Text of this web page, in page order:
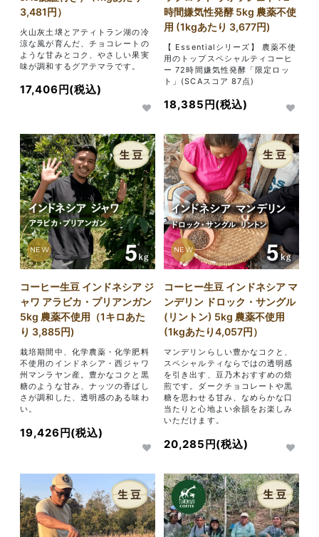
3,481円）
火山灰土壌とアティトラン湖の冷
涼な風が育んだ、チョコレートの
ような甘みとコク、やさしい果実
味が調和するグアテマラです。
17,406円(税込)
時間嫌気性発酵 5kg 農薬不使
用 (1kgあたり 3,677円)
【 Essentialシリーズ】 農薬不使
用のトップスペシャルティコーヒ
ー 72時間嫌気性発酵「限定ロッ
ト」(SCAスコア 87点)
18,385円(税込)
NEW
コーヒー生豆 インドネシア ジ
ャワ アラビカ・プリアンガン
5kg 農薬不使用（1キロあた
り 3,885円)
栽培期間中、化学農薬・化学肥料
不使用のインドネシア・西ジャワ
州マンラヤン産。豊かなコクと黒
糖のような甘み、ナッツの香ばし
さが調和した、透明感のある味わ
い。
19,426円(税込)
NEW
コーヒー生豆 インドネシア マ
ンデリン ドロック・サングル
(リントン) 5kg 農薬不使用
(1kgあたり4,057円）
マンデリンらしい豊かなコクと、
スペシャルティならではの透明感
を引き出す、豆乃木おすすめの焙
煎です。ダークチョコレートや黒
糖を思わせる甘み、なめらかな口
当たりと心地よい余韻をお楽しみ
いただけます。
20,285円(税込)